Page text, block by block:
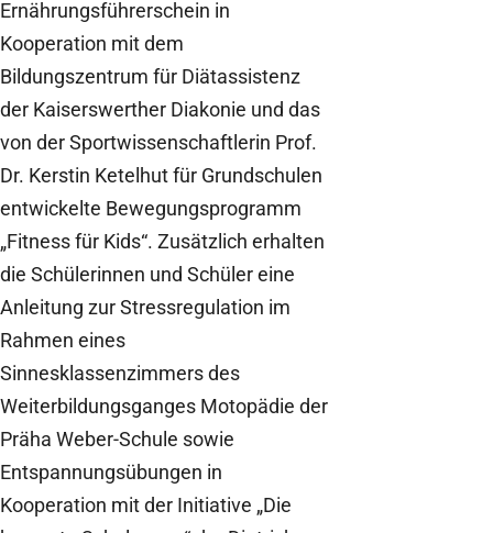
Ernährungsführerschein in
Kooperation mit dem
Bildungszentrum für Diätassistenz
der Kaiserswerther Diakonie und das
von der Sportwissenschaftlerin Prof.
Dr. Kerstin Ketelhut für Grundschulen
entwickelte Bewegungsprogramm
„Fitness für Kids“. Zusätzlich erhalten
die Schülerinnen und Schüler eine
Anleitung zur Stressregulation im
Rahmen eines
Sinnesklassenzimmers des
Weiterbildungsganges Motopädie der
Präha Weber-Schule sowie
Entspannungsübungen in
Kooperation mit der Initiative „Die